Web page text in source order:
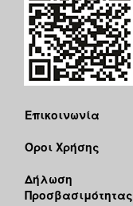
Επικοινωνία
Όροι Χρήσης
Δήλωση
Προσβασιμότητας